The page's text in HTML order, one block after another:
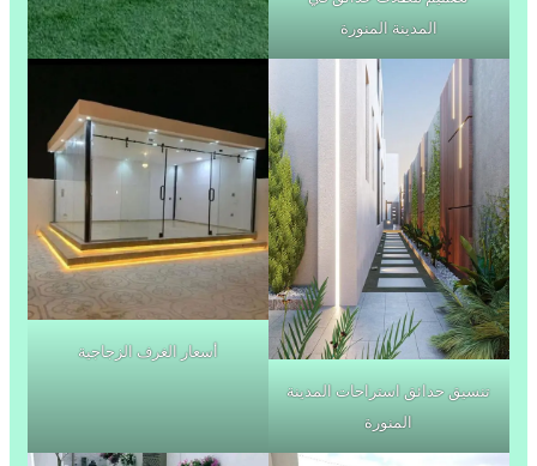
المدينة المنورة
تنسيق حدائق استراحات المدينة
المنورة
أسعار الغرف الزجاجية